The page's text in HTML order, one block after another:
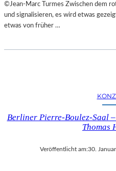
©Jean-Marc Turmes Zwischen dem
und signalisieren, es wird etwas
etwas von früher …
Berliner Pierre-Boulez-Saal
Thomas
Veröffentlicht am:30.